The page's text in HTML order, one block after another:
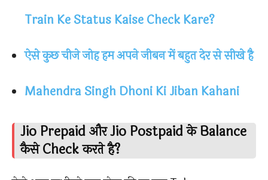
Train Ke Status Kaise Check Kare?
ऐसे कुछ चीजे जोह हम अपने जीबन में बहुत देर से सीखे है
Mahendra Singh Dhoni Ki Jiban Kahani
Jio Prepaid और Jio Postpaid के Balance
कैसे Check करते है?